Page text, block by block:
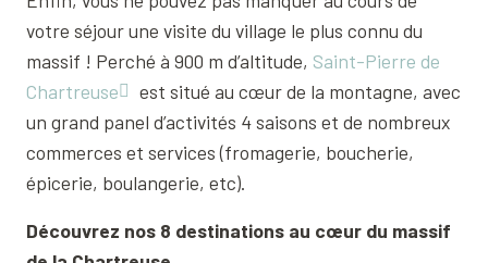
votre séjour une visite du village le plus connu du
massif ! Perché à 900 m d’altitude, Saint-Pierre de
Chartreuse
est situé au cœur de la montagne, avec
un grand panel d’activités 4 saisons et de nombreux
commerces et services (fromagerie, boucherie,
épicerie, boulangerie, etc).
Découvrez nos 8 destinations au cœur du massif